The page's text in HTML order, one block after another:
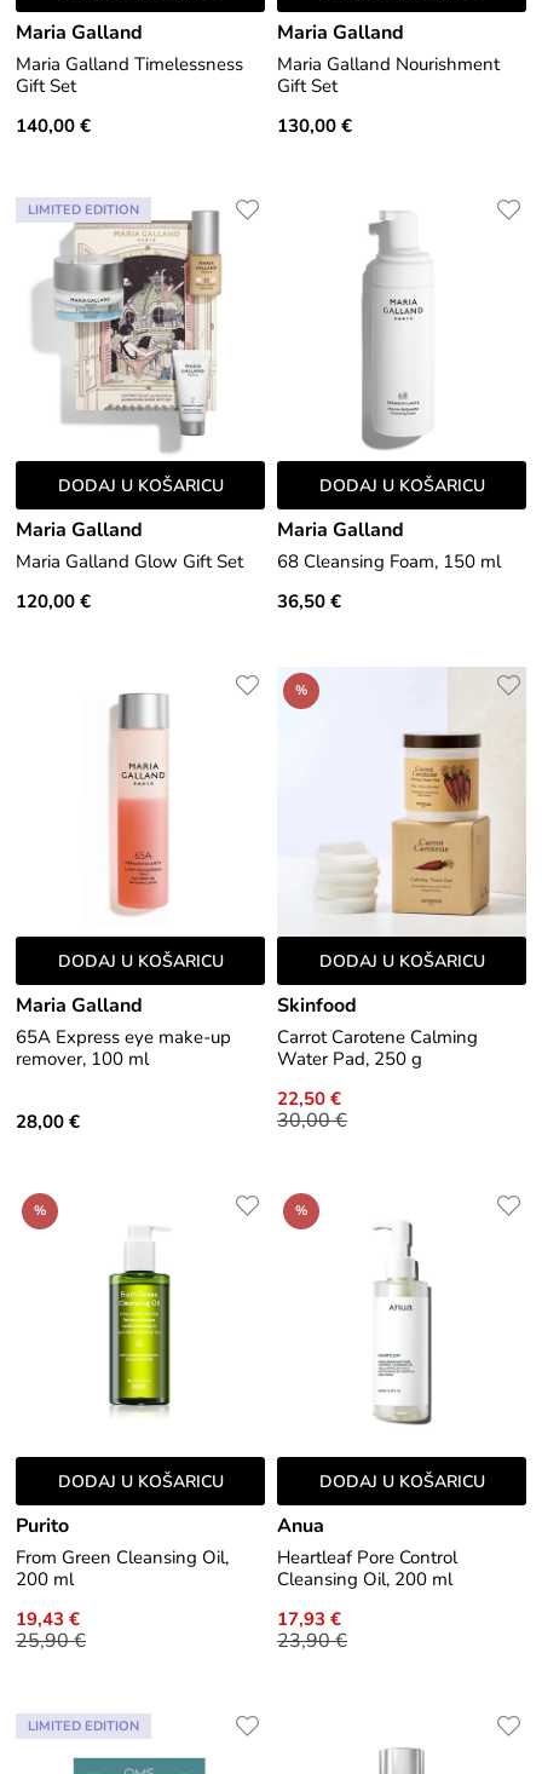
Maria Galland
Maria Galland Timelessness
Gift Set
140,00 €
Maria Galland
Maria Galland Nourishment
Gift Set
130,00 €
LIMITED EDITION
DODAJ U KOŠARICU
Maria Galland
Maria Galland Glow Gift Set
120,00 €
DODAJ U KOŠARICU
Maria Galland
68 Cleansing Foam, 150 ml
36,50 €
DODAJ U KOŠARICU
Maria Galland
65A Express eye make-up
remover, 100 ml
28,00 €
%
DODAJ U KOŠARICU
Skinfood
Carrot Carotene Calming
Water Pad, 250 g
22,50 €
30,00 €
%
DODAJ U KOŠARICU
Purito
From Green Cleansing Oil,
200 ml
19,43 €
25,90 €
%
DODAJ U KOŠARICU
Anua
Heartleaf Pore Control
Cleansing Oil, 200 ml
17,93 €
23,90 €
LIMITED EDITION